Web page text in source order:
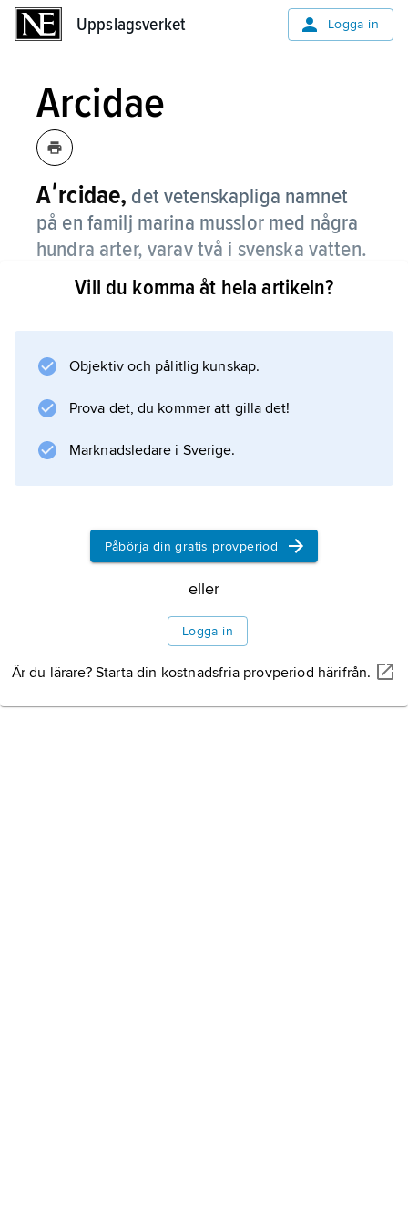
Uppslagsverket Logga in
Arcidae
Aʹrcidae, det vetenskapliga namnet
på en familj marina musslor med några
hundra arter, varav två i svenska vatten.
De karakteriseras av att låset består av en
hårdbottnar, där de sitter fästa med
Vill du komma åt hela artikeln?
Objektiv och pålitlig kunskap.
Prova det, du kommer att gilla det!
Marknadsledare i Sverige.
Påbörja din gratis provperiod
eller
Logga in
Är du lärare? Starta din kostnadsfria provperiod härifrån.